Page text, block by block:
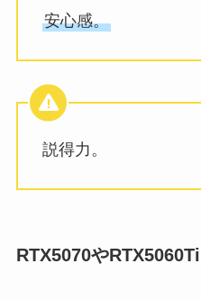
安心感。
説得力。
RTX5070や